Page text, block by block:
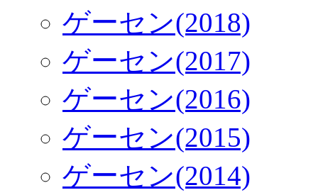
ゲーセン(2018)
ゲーセン(2017)
ゲーセン(2016)
ゲーセン(2015)
ゲーセン(2014)